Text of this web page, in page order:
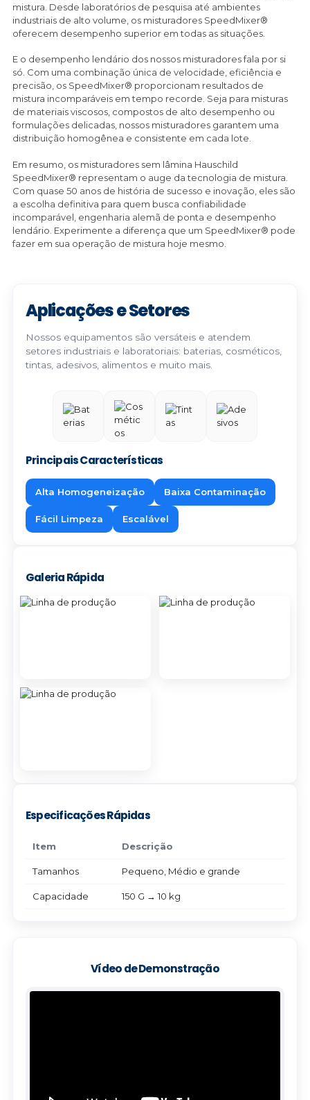
mistura. Desde laboratórios de pesquisa até ambientes
industriais de alto volume, os misturadores SpeedMixer®
oferecem desempenho superior em todas as situações.
E o desempenho lendário dos nossos misturadores fala por si
só. Com uma combinação única de velocidade, eficiência e
precisão, os SpeedMixer® proporcionam resultados de
mistura incomparáveis em tempo recorde. Seja para misturas
de materiais viscosos, compostos de alto desempenho ou
formulações delicadas, nossos misturadores garantem uma
distribuição homogênea e consistente em cada lote.
Em resumo, os misturadores sem lâmina Hauschild
SpeedMixer® representam o auge da tecnologia de mistura.
Com quase 50 anos de história de sucesso e inovação, eles são
a escolha definitiva para quem busca confiabilidade
incomparável, engenharia alemã de ponta e desempenho
lendário. Experimente a diferença que um SpeedMixer® pode
fazer em sua operação de mistura hoje mesmo.
Aplicações e Setores
Nossos equipamentos são versáteis e atendem
setores industriais e laboratoriais: baterias, cosméticos,
tintas, adesivos, alimentos e muito mais.
Principais Características
Alta Homogeneização Baixa Contaminação
Fácil Limpeza Escalável
Galeria Rápida
Especificações Rápidas
Item Descrição
Tamanhos Pequeno, Médio e grande
Capacidade 150 G → 10 kg
Vídeo de Demonstração